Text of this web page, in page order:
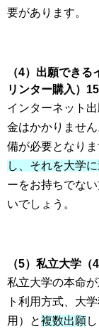
要があります。
（4）出願でき
リンター購入）15
インターネット
金はかかりませ
備が必要となりま
し、それを大学
ーをお持ちでな
いでしょう。
（5）私立大学（
私立大学の本命
ト利用方式、大
用）と複数出願